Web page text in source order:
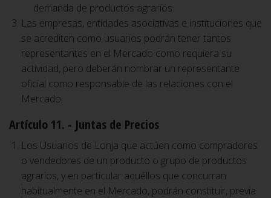
demanda de productos agrarios.
Las empresas, entidades asociativas e instituciones que
se acrediten como usuarios podrán tener tantos
representantes en el Mercado como requiera su
actividad, pero deberán nombrar un representante
oficial como responsable de las relaciones con el
Mercado.
Artículo 11. - Juntas de Precios
Los Usuarios de Lonja que actúen como compradores
o vendedores de un producto o grupo de productos
agrarios, y en particular aquéllos que concurran
habitualmente en el Mercado, podrán constituir, previa